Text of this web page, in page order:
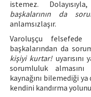
istemez.
başkalarının da
anlamsızlaşır.
Varoluşçu
başkalarından da
kişiyi kurtar!uyarısını
sorumluluk
kaynağını bilemediği
kendini kandırma